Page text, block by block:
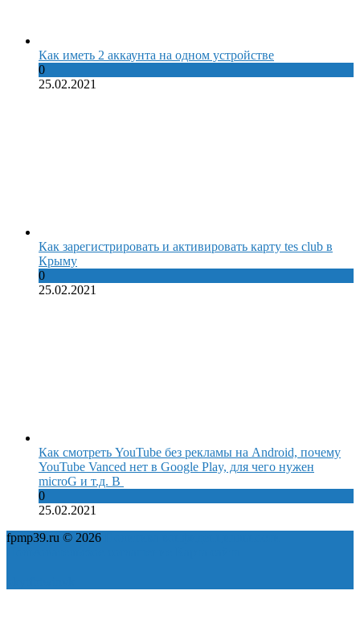
Как иметь 2 аккаунта на одном устройстве
0
25.02.2021
Как зарегистрировать и активировать карту tes club в
Крыму
0
25.02.2021
Как смотреть YouTube без рекламы на Android, почему
YouTube Vanced нет в Google Play, для чего нужен
microG и т.д. В
0
25.02.2021
fpmp39.ru © 2026